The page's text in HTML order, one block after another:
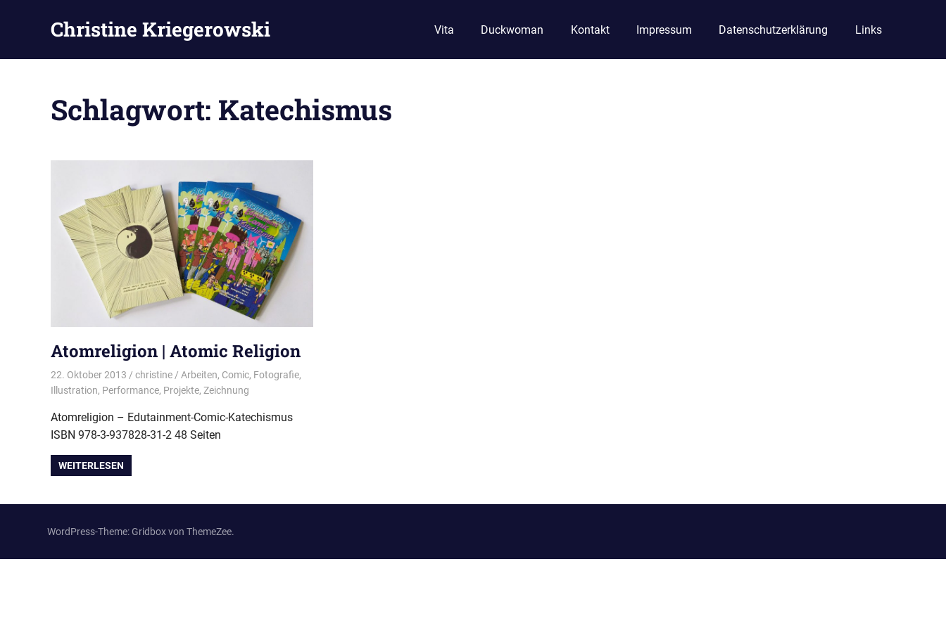
Christine Kriegerowski Vita Duckwoman Kontakt Impressum Datenschutzerklärung Links
Schlagwort: Katechismus
Atomreligion | Atomic Religion
22. Oktober 2013 christine Arbeiten, Comic, Fotografie,
Illustration, Performance, Projekte, Zeichnung
Atomreligion – Edutainment-Comic-Katechismus
ISBN 978-3-937828-31-2 48 Seiten
WEITERLESEN
WordPress-Theme: Gridbox von ThemeZee.